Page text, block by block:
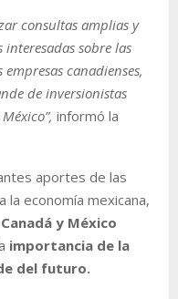
consultas amplias y
sobre las
canadienses,
de inversionistas
informó la
aportes de las
la economía mexicana,
y México
importancia de la
del futuro.